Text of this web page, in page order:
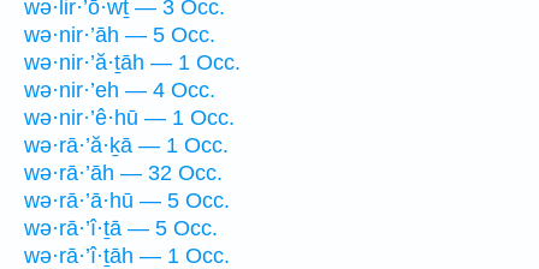
wə·lir·’ō·wṯ — 3 Occ.
wə·nir·’āh — 5 Occ.
wə·nir·’ă·ṯāh — 1 Occ.
wə·nir·’eh — 4 Occ.
wə·nir·’ê·hū — 1 Occ.
wə·rā·’ă·ḵā — 1 Occ.
wə·rā·’āh — 32 Occ.
wə·rā·’ā·hū — 5 Occ.
wə·rā·’î·ṯā — 5 Occ.
wə·rā·’î·ṯāh — 1 Occ.